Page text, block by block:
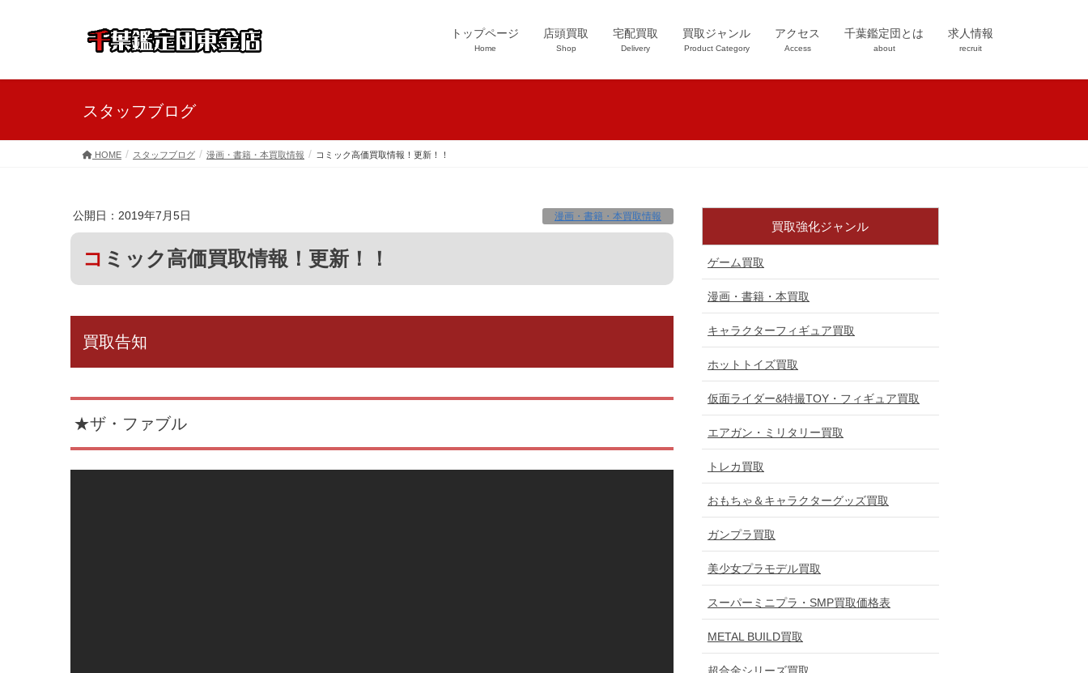
トップページ
Home
店頭買取
Shop
宅配買取
Delivery
買取ジャンル
Product Category
アクセス
Access
千葉鑑定団とは
about
求人情報
recruit
スタッフブログ
HOME スタッフブログ 漫画・書籍・本買取情報 コミック高価買取情報！更新！！
公開日：2019年7月5日 漫画・書籍・本買取情報
コミック高価買取情報！更新！！
買取告知
★ザ・ファブル
買取強化ジャンル
ゲーム買取
漫画・書籍・本買取
キャラクターフィギュア買取
ホットトイズ買取
仮面ライダー&特撮TOY・フィギュア買取
エアガン・ミリタリー買取
トレカ買取
おもちゃ＆キャラクターグッズ買取
ガンプラ買取
美少女プラモデル買取
スーパーミニプラ・SMP買取価格表
METAL BUILD買取